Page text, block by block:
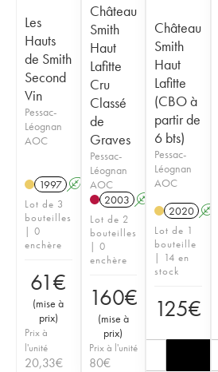
Les
Hauts
de Smith
Second
Vin
Pessac-
Léognan
AOC
1997 A
Lot de 3
bouteilles
| 0
enchère
61€
(mise à
prix)
Prix à
l'unité
20,33€
Château
Smith
Haut
Lafitte
Cru
Classé
de
Graves
Pessac-
Léognan
AOC
2003 A
Lot de 2
bouteilles
| 0
enchère
160€
(mise à
prix)
Prix à l'unité
80€
Château
Smith
Haut
Lafitte
(CBO à
partir de
6 bts)
Pessac-
Léognan
AOC
2020 A
Lot de 1
bouteille
| 14 en
stock
125€